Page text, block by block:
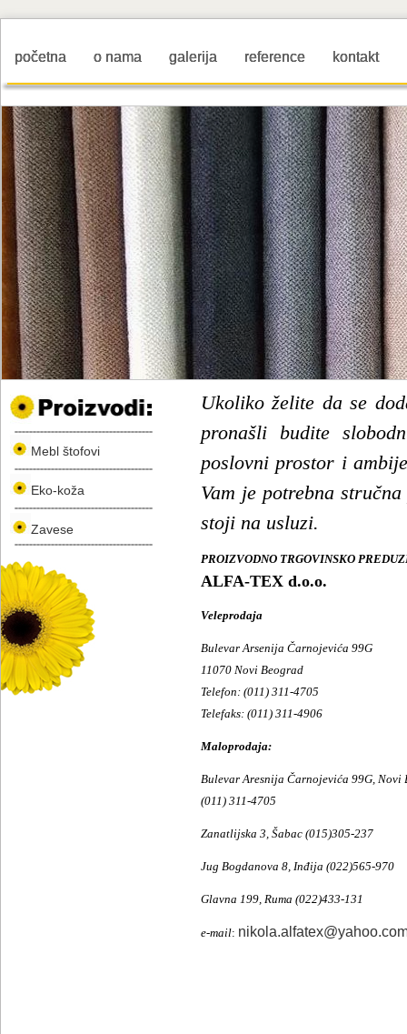
početna o nama galerija reference kontakt
Mebl štofovi
Eko-koža
Zavese
Ukoliko želite da se
pronašli budite
poslovni prostor i
Vam je potrebna
stoji na usluzi.
PROIZVODNO TRGOVINSKO
ALFA-TEX d.o.o.
Veleprodaja
Bulevar Arsenija Čarnojevića 99G
11070 Novi Beograd
Telefon: (011) 311-4705
Telefaks: (011) 311-4906
Maloprodaja:
Bulevar Aresnija Čarnojevića 99G, Novi
(011) 311-4705
Zanatlijska 3, Šabac (015)305-237
Jug Bogdanova 8, Inđija (022)565-970
Glavna 199, Ruma (022)433-131
e-mail: